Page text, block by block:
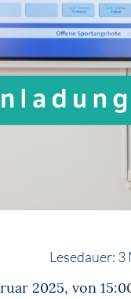
Lesedauer: 3
2025, von